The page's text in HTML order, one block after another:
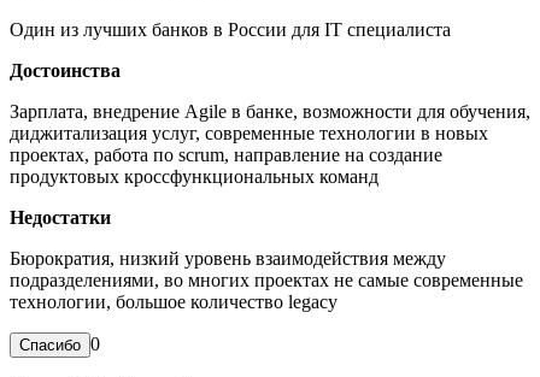
Один из лучших банков в России для IT специалиста
Достоинства
Зарплата, внедрение Agile в банке, возможности для обучения,
диджитализация услуг, современные технологии в новых
проектах, работа по scrum, направление на создание
продуктовых кроссфункциональных команд
Недостатки
Бюрократия, низкий уровень взаимодействия между
подразделениями, во многих проектах не самые современные
технологии, большое количество legacy
0